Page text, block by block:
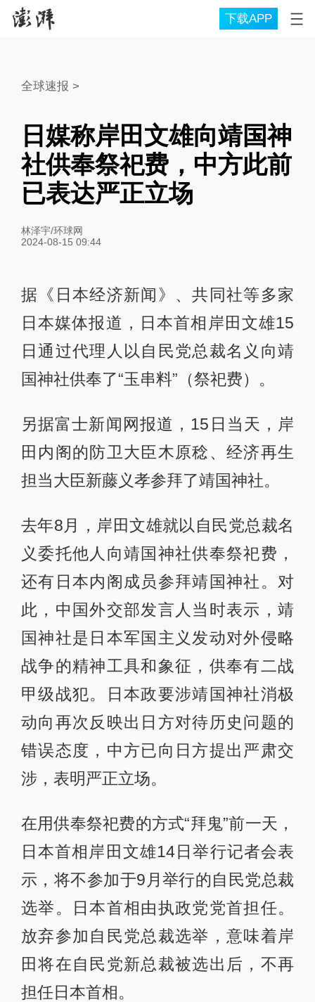
下载APP
全球速报 >
日媒称岸田文雄向靖国神
社供奉祭祀费，中方此前
已表达严正立场
林泽宇/环球网
2024-08-15 09:44
据《日本经济新闻》、共同社等多家
日本媒体报道，日本首相岸田文雄15
日通过代理人以自民党总裁名义向靖
国神社供奉了“玉串料”（祭祀费）。
另据富士新闻网报道，15日当天，岸
田内阁的防卫大臣木原稔、经济再生
担当大臣新藤义孝参拜了靖国神社。
去年8月，岸田文雄就以自民党总裁名
义委托他人向靖国神社供奉祭祀费，
还有日本内阁成员参拜靖国神社。对
此，中国外交部发言人当时表示，靖
国神社是日本军国主义发动对外侵略
战争的精神工具和象征，供奉有二战
甲级战犯。日本政要涉靖国神社消极
动向再次反映出日方对待历史问题的
错误态度，中方已向日方提出严肃交
涉，表明严正立场。
在用供奉祭祀费的方式“拜鬼”前一天，
日本首相岸田文雄14日举行记者会表
示，将不参加于9月举行的自民党总裁
选举。日本首相由执政党党首担任。
放弃参加自民党总裁选举，意味着岸
田将在自民党新总裁被选出后，不再
担任日本首相。